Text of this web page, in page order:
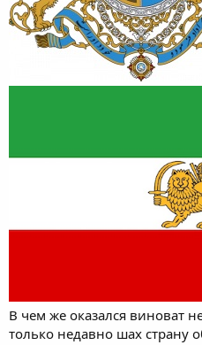
В чем же оказался виноват
только недавно шах страну